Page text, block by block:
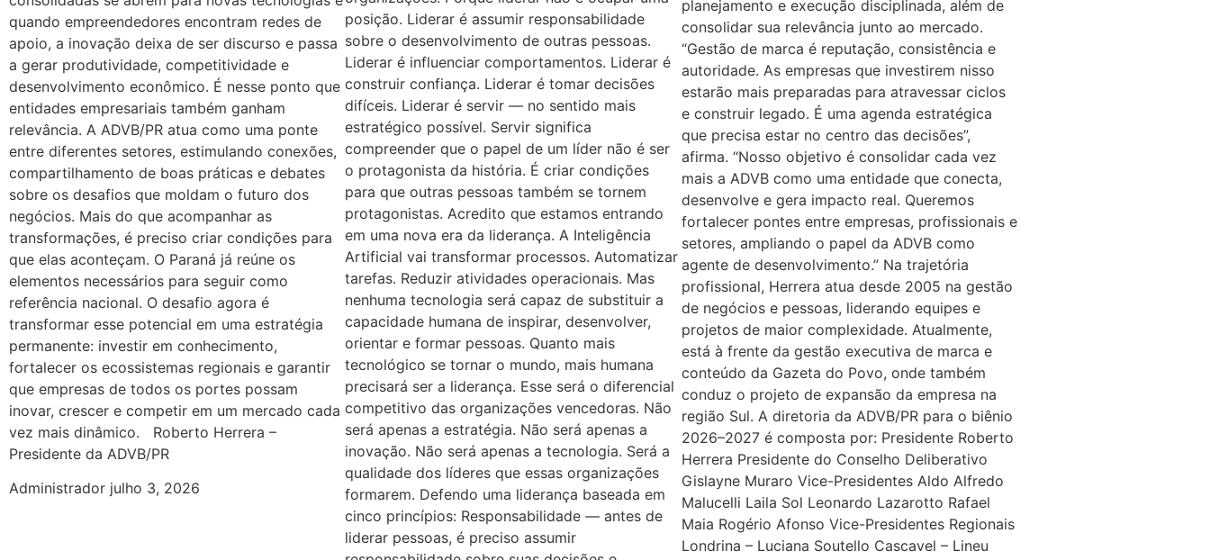
quando empreendedores encontram redes de
apoio, a inovação deixa de ser discurso e passa
a gerar produtividade, competitividade e
desenvolvimento econômico. É nesse ponto que
entidades empresariais também ganham
relevância. A ADVB/PR atua como uma ponte
entre diferentes setores, estimulando conexões,
compartilhamento de boas práticas e debates
sobre os desafios que moldam o futuro dos
negócios. Mais do que acompanhar as
transformações, é preciso criar condições para
que elas aconteçam. O Paraná já reúne os
elementos necessários para seguir como
referência nacional. O desafio agora é
transformar esse potencial em uma estratégia
permanente: investir em conhecimento,
fortalecer os ecossistemas regionais e garantir
que empresas de todos os portes possam
inovar, crescer e competir em um mercado cada
vez mais dinâmico. Roberto Herrera –
Presidente da ADVB/PR
Administrador julho 3, 2026
posição. Liderar é assumir responsabilidade
sobre o desenvolvimento de outras pessoas.
Liderar é influenciar comportamentos. Liderar é
construir confiança. Liderar é tomar decisões
difíceis. Liderar é servir — no sentido mais
estratégico possível. Servir significa
compreender que o papel de um líder não é ser
o protagonista da história. É criar condições
para que outras pessoas também se tornem
protagonistas. Acredito que estamos entrando
em uma nova era da liderança. A Inteligência
Artificial vai transformar processos. Automatizar
tarefas. Reduzir atividades operacionais. Mas
nenhuma tecnologia será capaz de substituir a
capacidade humana de inspirar, desenvolver,
orientar e formar pessoas. Quanto mais
tecnológico se tornar o mundo, mais humana
precisará ser a liderança. Esse será o diferencial
competitivo das organizações vencedoras. Não
será apenas a estratégia. Não será apenas a
inovação. Não será apenas a tecnologia. Será a
qualidade dos líderes que essas organizações
formarem. Defendo uma liderança baseada em
cinco princípios: Responsabilidade — antes de
liderar pessoas, é preciso assumir
planejamento e execução disciplinada, além de
consolidar sua relevância junto ao mercado.
“Gestão de marca é reputação, consistência e
autoridade. As empresas que investirem nisso
estarão mais preparadas para atravessar ciclos
e construir legado. É uma agenda estratégica
que precisa estar no centro das decisões”,
afirma. “Nosso objetivo é consolidar cada vez
mais a ADVB como uma entidade que conecta,
desenvolve e gera impacto real. Queremos
fortalecer pontes entre empresas, profissionais e
setores, ampliando o papel da ADVB como
agente de desenvolvimento.” Na trajetória
profissional, Herrera atua desde 2005 na gestão
de negócios e pessoas, liderando equipes e
projetos de maior complexidade. Atualmente,
está à frente da gestão executiva de marca e
conteúdo da Gazeta do Povo, onde também
conduz o projeto de expansão da empresa na
região Sul. A diretoria da ADVB/PR para o biênio
2026–2027 é composta por: Presidente Roberto
Herrera Presidente do Conselho Deliberativo
Gislayne Muraro Vice-Presidentes Aldo Alfredo
Malucelli Laila Sol Leonardo Lazarotto Rafael
Maia Rogério Afonso Vice-Presidentes Regionais
Londrina – Luciana Soutello Cascavel – Lineu